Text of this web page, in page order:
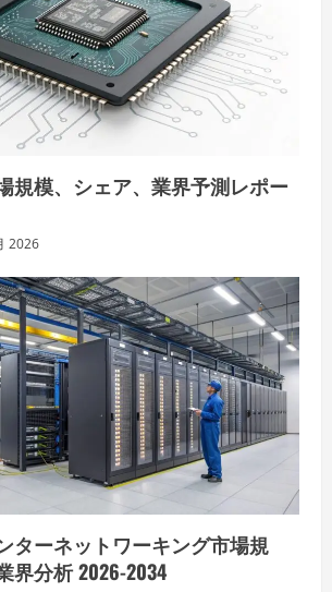
規模、シェア、業界予測レポー
2026
ターネットワーキング市場規
界分析 2026-2034